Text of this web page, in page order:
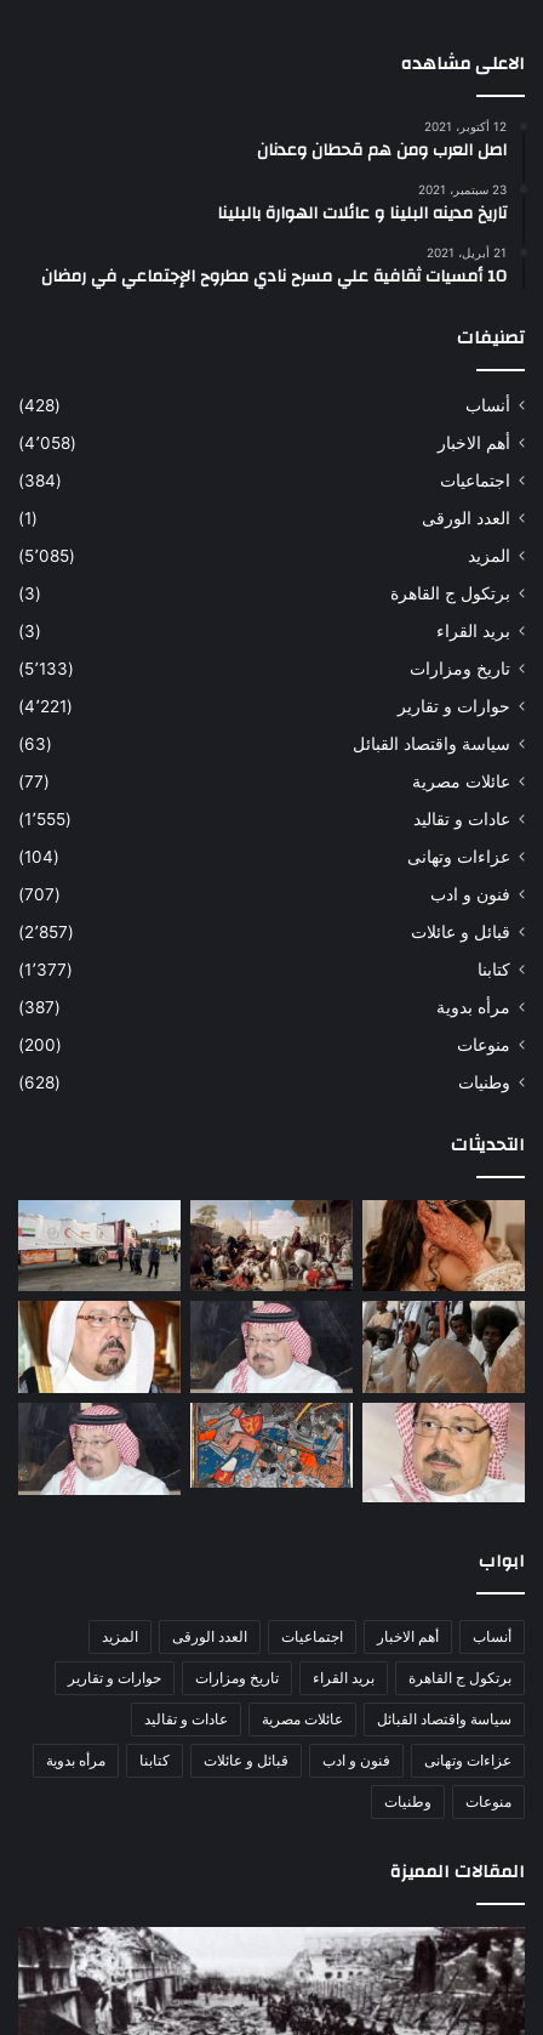
الاعلى مشاهده
12 أكتوبر، 2021
اصل العرب ومن هم قحطان وعدنان
23 سبتمبر، 2021
تاريخ مدينه البلينا و عائلات الهوارة بالبلينا
21 أبريل، 2021
10 أمسيات ثقافية علي مسرح نادي مطروح الإجتماعي في رمضان
تصنيفات
أنساب
(428)
أهم الاخبار
(4٬058)
اجتماعيات
(384)
العدد الورقى
(1)
المزيد
(5٬085)
برتكول ج القاهرة
(3)
بريد القراء
(3)
تاريخ ومزارات
(5٬133)
حوارات و تقارير
(4٬221)
سياسة واقتصاد القبائل
(63)
عائلات مصرية
(77)
عادات و تقاليد
(1٬555)
عزاءات وتهانى
(104)
فنون و ادب
(707)
قبائل و عائلات
(2٬857)
كتابنا
(1٬377)
مرأه بدوية
(387)
منوعات
(200)
وطنيات
(628)
التحديثات
ابواب
أنساب أهم الاخبار اجتماعيات العدد الورقى المزيد
برتكول ج القاهرة بريد القراء تاريخ ومزارات حوارات و تقارير
سياسة واقتصاد القبائل عائلات مصرية عادات و تقاليد
عزاءات وتهانى فنون و ادب قبائل و عائلات كتابنا مرأه بدوية
منوعات وطنيات
المقالات المميزة
مذبحة
اللد..
القصة
الكاملة